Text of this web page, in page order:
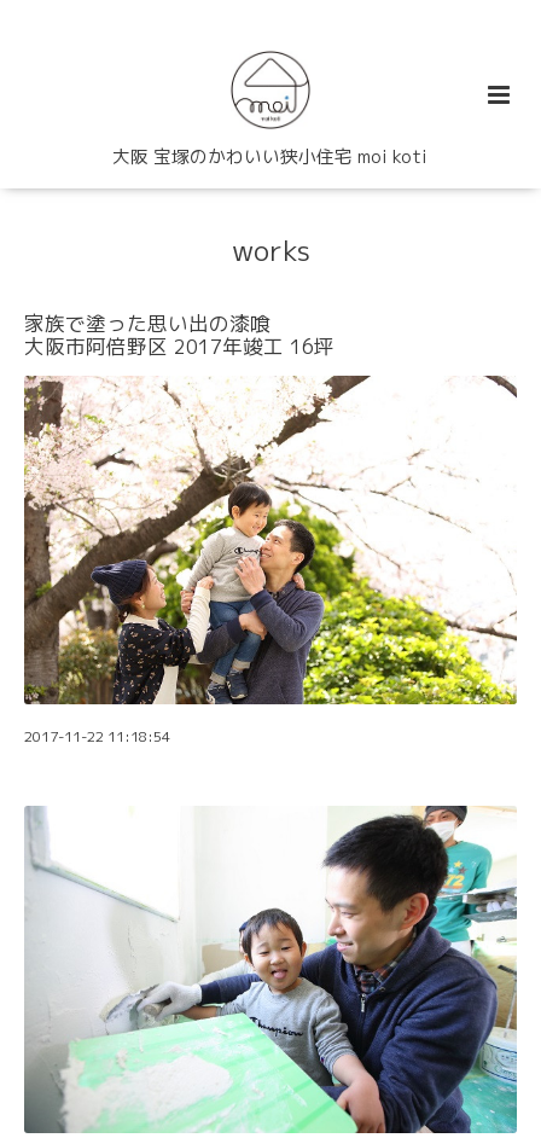
大阪 宝塚のかわいい狭小住宅 moi koti
works
家族で塗った思い出の漆喰
大阪市阿倍野区 2017年竣工 16坪
2017-11-22 11:18:54